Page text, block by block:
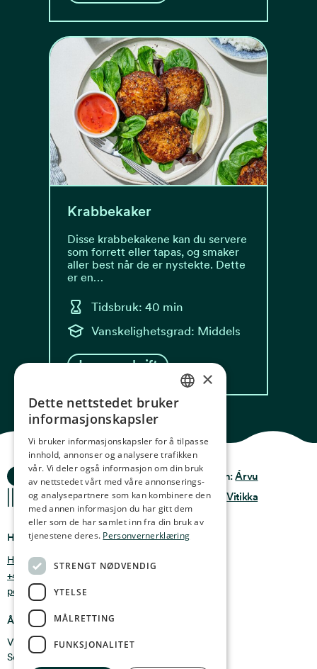
Krabbekaker
Disse krabbekakene kan du servere
som forrett eller tapas, og smaker
aller best når de er nystekte. Dette
er en…
Tidsbruk: 40 min
Vanskelighetsgrad: Middels
Les oppskrift
Ocean Stories
Hvor finner du oss
Holmen 4b, 9750 Honningsvåg, Norge
+47 47 99 00 95
post@oceanstories.no
Åpningstider
Vintersesong 1. nov - 30. april: Man - søn 10-16
Sommersesong 1. mai - 31. okt: Man - søn 10-18
Privacy & Policy
Terms & conditions
Design:Árvu
Kode:Vitikka
NORWEGIAN
GERMAN
FRENCH
SPANISH
FINNISH
×
Dette nettstedet bruker
informasjonskapsler
Vi bruker informasjonskapsler for å tilpasse
innhold, annonser og analysere trafikken
vår. Vi deler også informasjon om din bruk
av nettstedet vårt med våre annonserings-
og analysepartnere som kan kombinere den
med annen informasjon du har gitt dem
eller som de har samlet inn fra din bruk av
tjenestene deres. Personvernerklæring
STRENGT NØDVENDIG
YTELSE
MÅLRETTING
FUNKSJONALITET